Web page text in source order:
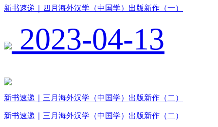
新书速递｜四月海外汉学（中国学）出版新作（一）
2023-04-13
新书速递｜三月海外汉学（中国学）出版新作（二）
新书速递｜三月海外汉学（中国学）出版新作（二）